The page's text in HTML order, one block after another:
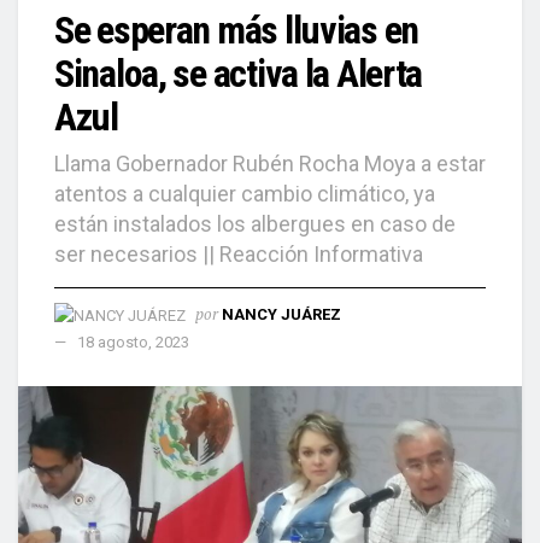
Se esperan más lluvias en
Sinaloa, se activa la Alerta
Azul
Llama Gobernador Rubén Rocha Moya a estar
atentos a cualquier cambio climático, ya
están instalados los albergues en caso de
ser necesarios || Reacción Informativa
por NANCY JUÁREZ
18 agosto, 2023